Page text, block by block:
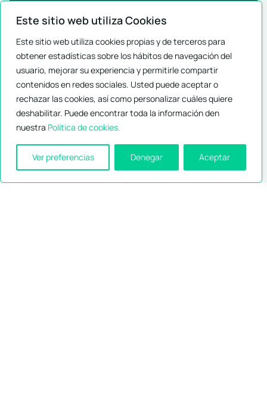
Este sitio web utiliza Cookies
Este sitio web utiliza cookies propias y de terceros para
obtener estadísticas sobre los hábitos de navegación del
usuario, mejorar su experiencia y permitirle compartir
contenidos en redes sociales. Usted puede aceptar o
rechazar las cookies, así como personalizar cuáles quiere
deshabilitar. Puede encontrar toda la información den
nuestra Política de cookies.
Ver preferencias Denegar Aceptar